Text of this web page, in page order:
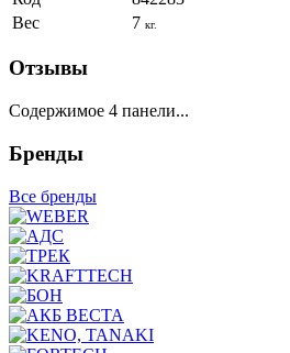
Вес
7 кг.
Отзывы
Содержимое 4 панели...
Бренды
Все бренды